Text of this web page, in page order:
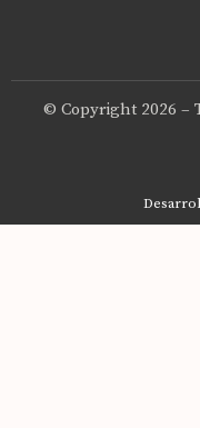
© Copyright 2026 –